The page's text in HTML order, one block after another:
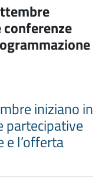
iniziano in
partecipative
e l’offerta